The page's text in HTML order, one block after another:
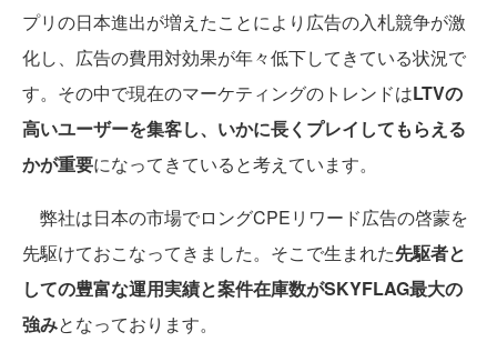
プリの日本進出が増えたことにより広告の入札競争が激
化し、広告の費用対効果が年々低下してきている状況で
す。その中で現在のマーケティングのトレンドはLTVの
高いユーザーを集客し、いかに長くプレイしてもらえる
かが重要になってきていると考えています。
弊社は日本の市場でロングCPEリワード広告の啓蒙を
先駆けておこなってきました。そこで生まれた先駆者と
しての豊富な運用実績と案件在庫数がSKYFLAG最大の
強みとなっております。